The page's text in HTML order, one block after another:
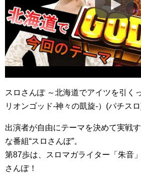
スロさんぽ ～北海道でアイツを引く
リオンゴッド-神々の凱旋-）(パチス
出演者が自由にテーマを決めて実戦
な番組“スロさんぽ”。
第87歩は、スロマガライター「朱音
さんぽ！